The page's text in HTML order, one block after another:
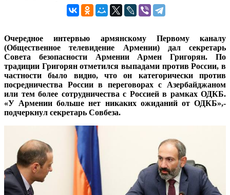
Очередное интервью армянскому Первому каналу
(Общественное телевидение Армении) дал секретарь
Совета безопасности Армении Армен Григорян. По
традиции Григорян отметился выпадами против России, в
частности было видно, что он категорически против
посредничества России в переговорах с Азербайджаном
или тем более сотрудничества с Россией в рамках ОДКБ.
«У Армении больше нет никаких ожиданий от ОДКБ»,-
подчеркнул секретарь Совбеза.